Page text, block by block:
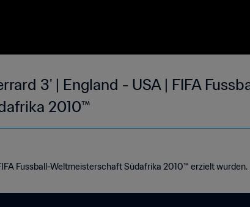
3' | England - USA | FIFA
2010™
Fussball-Weltmeisterschaft Südafrika 2010™ erzielt wurden.